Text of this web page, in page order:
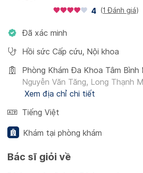
4 (1 Đánh giá)
Đã xác minh
Hồi sức Cấp cứu, Nội khoa
Phòng Khám Đa Khoa Tâm Bình
Nguyễn Văn Tăng, Long Thạnh
Xem địa chỉ chi tiết
Tiếng Việt
Khám tại phòng khám
Bác sĩ giỏi về